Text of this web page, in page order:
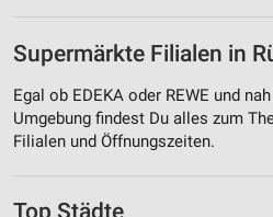
Supermärkte Filialen in
Egal ob EDEKA oder REWE und
Umgebung findest Du alles zum
Filialen und Öffnungszeiten.
Top Städte